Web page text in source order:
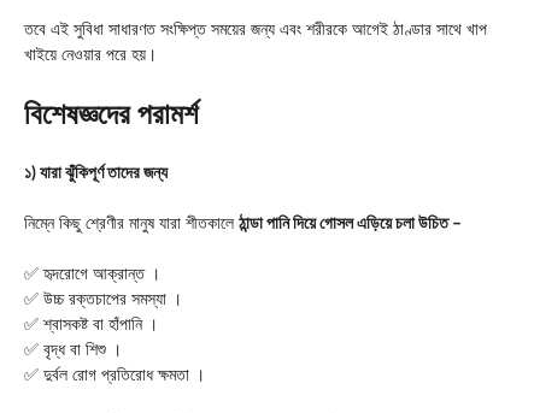
তবে এই সুবিধা সাধারণত সংক্ষিপ্ত সময়ের জন্য এবং শরীরকে আগেই ঠাণ্ডার সাথে খাপ
খাইয়ে নেওয়ার পরে হয়।
বিশেষজ্ঞদের পরামর্শ
১) যারা ঝুঁকিপূর্ণ তাদের জন্য
নিম্নে কিছু শ্রেণীর মানুষ যারা শীতকালে ঠান্ডা পানি দিয়ে গোসল এড়িয়ে চলা উচিত –
✅ হৃদরোগে আক্রান্ত ।
✅ উচ্চ রক্তচাপের সমস্যা ।
✅ শ্বাসকষ্ট বা হাঁপানি ।
✅ বৃদ্ধ বা শিশু ।
✅ দুর্বল রোগ প্রতিরোধ ক্ষমতা ।